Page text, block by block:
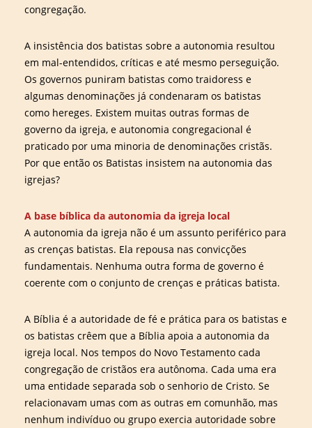
congregação.
A insistência dos batistas sobre a autonomia resultou
em mal-entendidos, críticas e até mesmo perseguição.
Os governos puniram batistas como traidoress e
algumas denominações já condenaram os batistas
como hereges. Existem muitas outras formas de
governo da igreja, e autonomia congregacional é
praticado por uma minoria de denominações cristãs.
Por que então os Batistas insistem na autonomia das
igrejas?
A base bíblica da autonomia da igreja local
A autonomia da igreja não é um assunto periférico para
as crenças batistas. Ela repousa nas convicções
fundamentais. Nenhuma outra forma de governo é
coerente com o conjunto de crenças e práticas batista.
A Bíblia é a autoridade de fé e prática para os batistas e
os batistas crêem que a Bíblia apoia a autonomia da
igreja local. Nos tempos do Novo Testamento cada
congregação de cristãos era autônoma. Cada uma era
uma entidade separada sob o senhorio de Cristo. Se
relacionavam umas com as outras em comunhão, mas
nenhum indivíduo ou grupo exercia autoridade sobre